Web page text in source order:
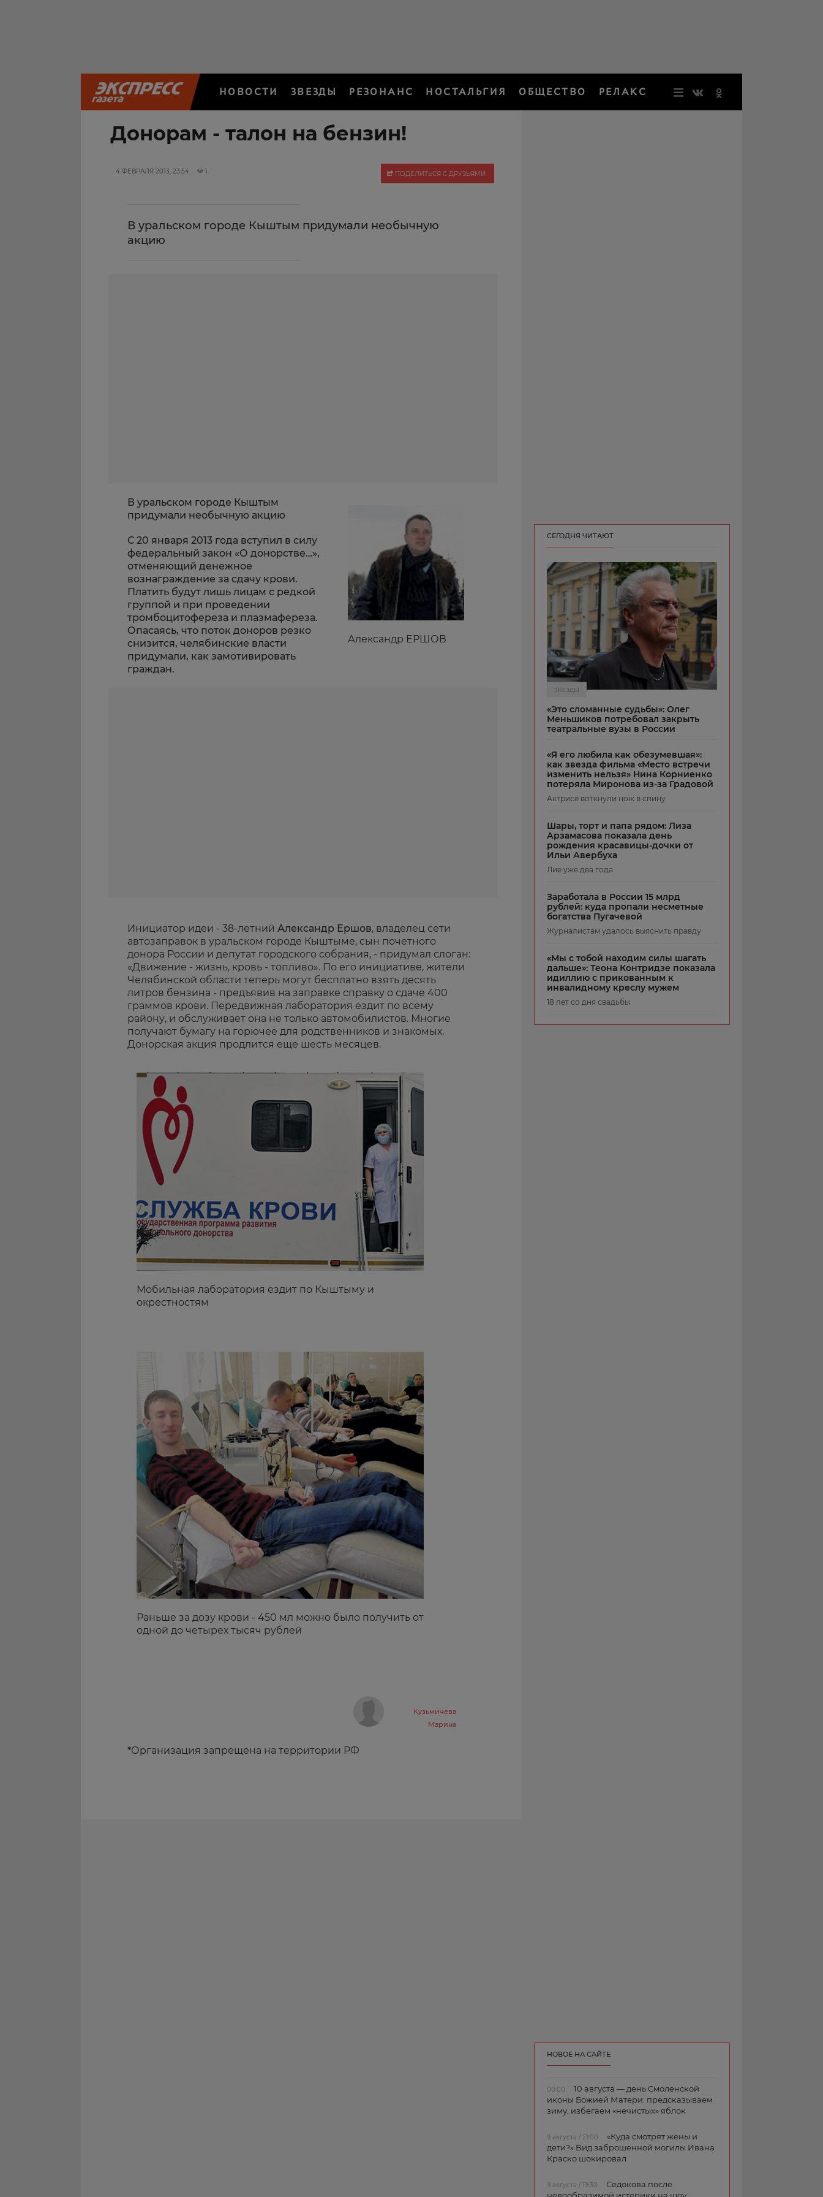
НОВОСТИ ЗВЕЗДЫ РЕЗОНАНС НОСТАЛЬГИЯ ОБЩЕСТВО РЕЛАКС
Донорам - талон на бензин!
4 ФЕВРАЛЯ 2013, 23:54 1 ПОДЕЛИТЬСЯ С ДРУЗЬЯМИ
В уральском городе Кыштым придумали необычную
акцию
Александр ЕРШОВ
В уральском городе Кыштым
придумали необычную акцию
С 20 января 2013 года вступил в силу
федеральный закон «О донорстве…»,
отменяющий денежное
вознаграждение за сдачу крови.
Платить будут лишь лицам с редкой
группой и при проведении
тромбоцитофереза и плазмафереза.
Опасаясь, что поток доноров резко
снизится, челябинские власти
придумали, как замотивировать
граждан.
Инициатор идеи - 38-летний Александр Ершов, владелец сети
автозаправок в уральском городе Кыштыме, сын почетного
донора России и депутат городского собрания, - придумал слоган:
«Движение - жизнь, кровь - топливо». По его инициативе, жители
Челябинской области теперь могут бесплатно взять десять
литров бензина - предъявив на заправке справку о сдаче 400
граммов крови. Передвижная лаборатория ездит по всему
району, и обслуживает она не только автомобилистов. Многие
получают бумагу на горючее для родственников и знакомых.
Донорская акция продлится еще шесть месяцев.
Мобильная лаборатория ездит по Кыштыму и
окрестностям
Раньше за дозу крови - 450 мл можно было получить от
одной до четырех тысяч рублей
Кузьмичева
Марина
*Организация запрещена на территории РФ
СЕГОДНЯ ЧИТАЮТ
ЗВЕЗДЫ
«Это сломанные судьбы»: Олег
Меньшиков потребовал закрыть
театральные вузы в России
«Я его любила как обезумевшая»:
как звезда фильма «Место встречи
изменить нельзя» Нина Корниенко
потеряла Миронова из-за Градовой
Актрисе воткнули нож в спину
Шары, торт и папа рядом: Лиза
Арзамасова показала день
рождения красавицы-дочки от
Ильи Авербуха
Лие уже два года
Заработала в России 15 млрд
рублей: куда пропали несметные
богатства Пугачевой
Журналистам удалось выяснить правду
«Мы с тобой находим силы шагать
дальше»: Теона Контридзе показала
идиллию с прикованным к
инвалидному креслу мужем
18 лет со дня свадьбы
НОВОЕ НА САЙТЕ
00:00
10 августа — день Смоленской
иконы Божией Матери: предсказываем
зиму, избегаем «нечистых» яблок
9 августа / 21:00
«Куда смотрят жены и
дети?» Вид заброшенной могилы Ивана
Краско шокировал
9 августа / 19:30
Седокова после